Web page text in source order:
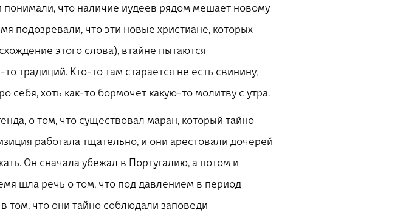
понимали, что наличие иудеев рядом мешает новому
подозревали, что эти новые христиане, которых
этого слова), втайне пытаются
традиций. Кто-то там старается не есть свинину,
себя, хоть как-то бормочет какую-то молитву с утра.
о том, что существовал маран, который тайно
работала тщательно, и они арестовали дочерей
Он сначала убежал в Португалию, а потом и
шла речь о том, что под давлением в период
том, что они тайно соблюдали заповеди